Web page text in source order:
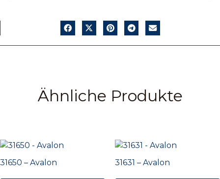
Ähnliche Produkte
31650 – Avalon 31631 – Avalon